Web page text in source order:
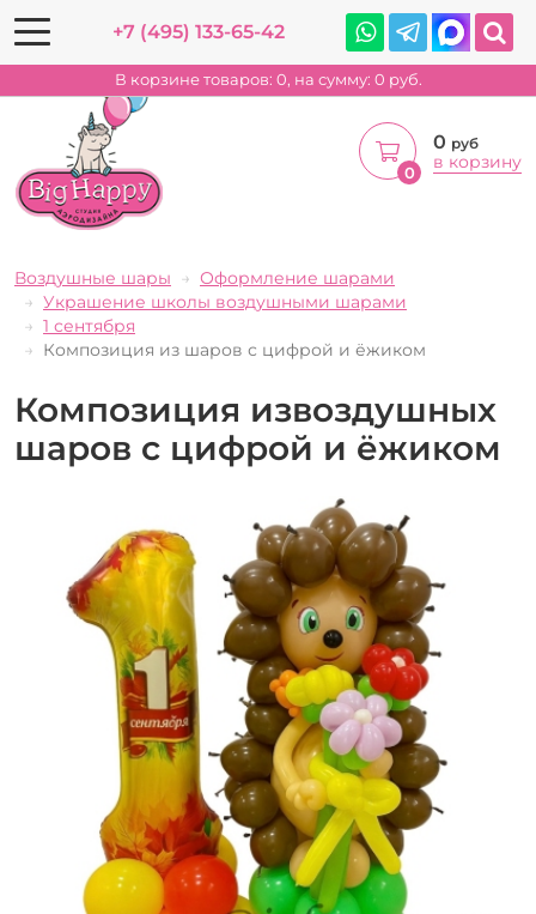
+7 (495) 133-65-42
В корзине товаров: 0, на сумму: 0 руб.
0
0 руб
в корзину
Воздушные шары
Оформление шарами
Украшение школы воздушными шарами
1 сентября
Композиция из шаров с цифрой и ёжиком
Композиция извоздушных
шаров с цифрой и ёжиком